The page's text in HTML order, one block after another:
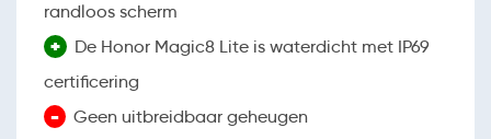
randloos scherm
+
De Honor Magic8 Lite is waterdicht met IP69
certificering
- Geen uitbreidbaar geheugen